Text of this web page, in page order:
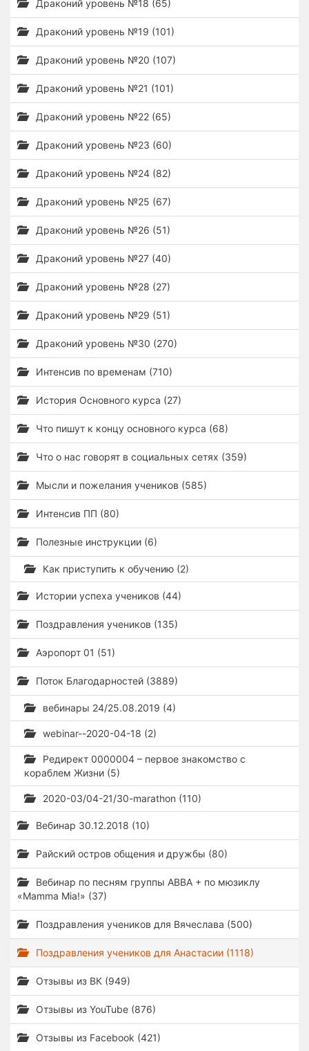
Драконий уровень №18 (65)
Драконий уровень №19 (101)
Драконий уровень №20 (107)
Драконий уровень №21 (101)
Драконий уровень №22 (65)
Драконий уровень №23 (60)
Драконий уровень №24 (82)
Драконий уровень №25 (67)
Драконий уровень №26 (51)
Драконий уровень №27 (40)
Драконий уровень №28 (27)
Драконий уровень №29 (51)
Драконий уровень №30 (270)
Интенсив по временам (710)
История Основного курса (27)
Что пишут к концу основного курса (68)
Что о нас говорят в социальных сетях (359)
Мысли и пожелания учеников (585)
Интенсив ПП (80)
Полезные инструкции (6)
Как приступить к обучению (2)
Истории успеха учеников (44)
Поздравления учеников (135)
Аэропорт 01 (51)
Поток Благодарностей (3889)
вебинары 24/25.08.2019 (4)
webinar--2020-04-18 (2)
Редирект 0000004 – первое знакомство с
кораблем Жизни (5)
2020-03/04-21/30-marathon (110)
Вебинар 30.12.2018 (10)
Райский остров общения и дружбы (80)
Вебинар по песням группы ABBA + по мюзиклу
«Mamma Mia!» (37)
Поздравления учеников для Вячеслава (500)
Поздравления учеников для Анастасии (1118)
Отзывы из ВК (949)
Отзывы из YouTube (876)
Отзывы из Facebook (421)